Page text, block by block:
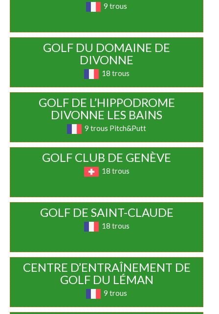
9 trous
GOLF DU DOMAINE DE
DIVONNE
18 trous
GOLF DE L’HIPPODROME
DIVONNE LES BAINS
9 trous Pitch&Putt
GOLF CLUB DE GENÈVE
18 trous
GOLF DE SAINT-CLAUDE
18 trous
CENTRE D’ENTRAÎNEMENT DE
GOLF DU LÉMAN
9 trous